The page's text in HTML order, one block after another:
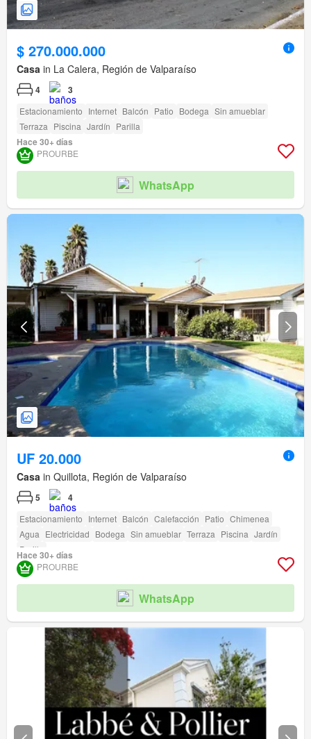
$ 270.000.000
Casa in La Calera, Región de Valparaíso
4 3
Estacionamiento Internet Balcón Patio Bodega Sin amueblar
Terraza Piscina Jardín Parilla
Hace 30+ días
PROURBE
WhatsApp
UF 20.000
Casa in Quillota, Región de Valparaíso
5 4
Estacionamiento Internet Balcón Calefacción Patio Chimenea
Agua Electricidad Bodega Sin amueblar Terraza Piscina Jardín
Parilla
Hace 30+ días
PROURBE
WhatsApp